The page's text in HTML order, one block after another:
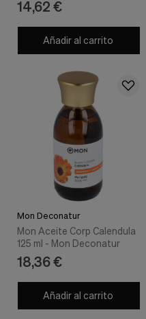
14,62 €
Añadir al carrito
Mon Deconatur
Mon Aceite Corp Calendula
125 ml - Mon Deconatur
18,36 €
Añadir al carrito